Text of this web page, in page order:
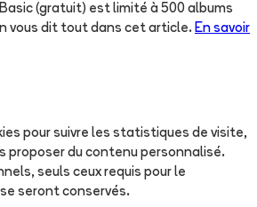
(gratuit) est limité à 500 albums
vous dit tout dans cet article. En savoir
pour suivre les statistiques de visite,
proposer du contenu personnalisé.
seuls ceux requis pour le
seront conservés.